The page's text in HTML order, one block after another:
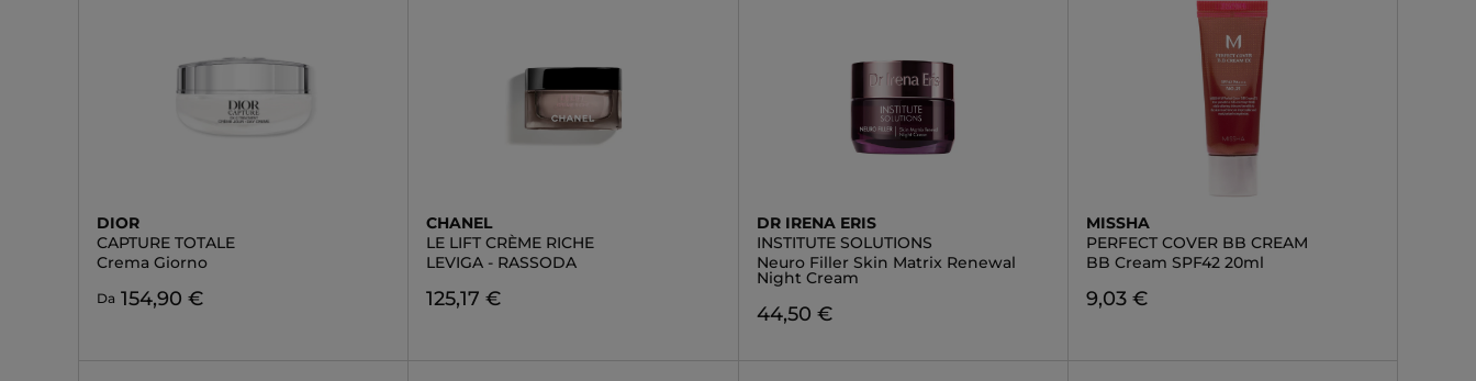
DIOR
CAPTURE TOTALE
Crema Giorno
Da 154,90 €
CHANEL
LE LIFT CRÈME RICHE
LEVIGA - RASSODA
125,17 €
DR IRENA ERIS
INSTITUTE SOLUTIONS
Neuro Filler Skin Matrix Renewal
Night Cream
44,50 €
MISSHA
PERFECT COVER BB CREAM
BB Cream SPF42 20ml
9,03 €